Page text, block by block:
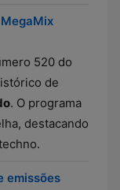
520 do
de
. O programa
destacando
emissões